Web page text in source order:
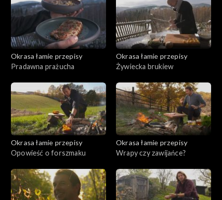
Okrasa łamie przepisy
Pradawna prażucha
Okrasa łamie przepisy
Żywiecka brukiew
Okrasa łamie przepisy
Opowieść o forszmaku
Okrasa łamie przepisy
Wrapy czy zawijańce?